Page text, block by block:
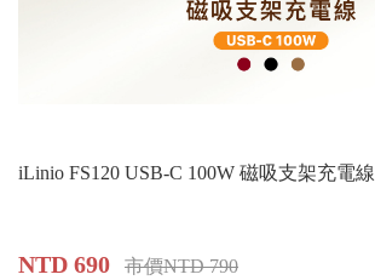
iLinio FS120 USB-C 100W 磁吸支架充電線
NTD 690 市價NTD 790